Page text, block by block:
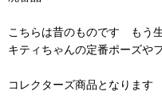
こちらは昔のものです もう
キティちゃんの定番ポーズや
コレクターズ商品となります